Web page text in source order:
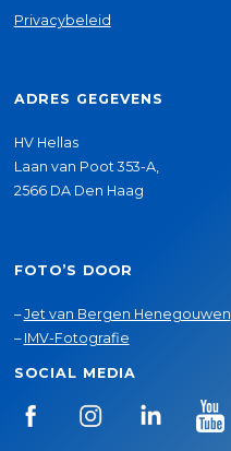
Privacybeleid
ADRES GEGEVENS
HV Hellas
Laan van Poot 353-A,
2566 DA Den Haag
FOTO’S DOOR
–Jet van Bergen Henegouwen
– IMV-Fotografie
SOCIAL MEDIA